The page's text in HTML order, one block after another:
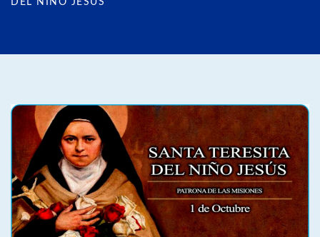
DEL NIÑO JESÚS